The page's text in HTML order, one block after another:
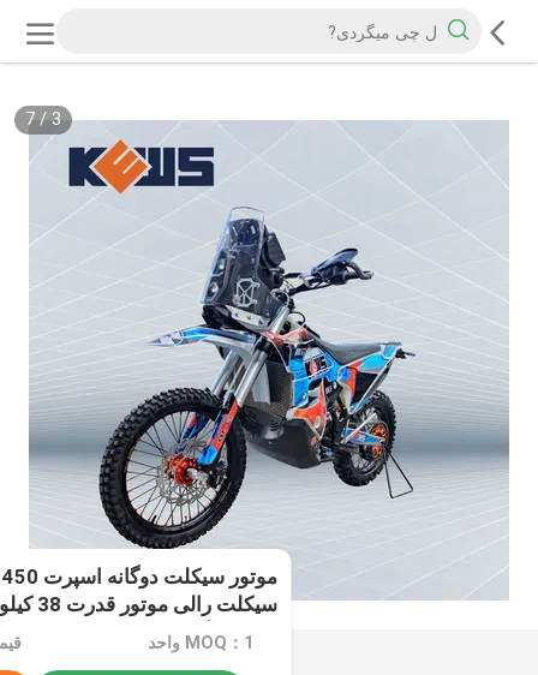
3
/
7
سیکلت
MOQ：1 واحد